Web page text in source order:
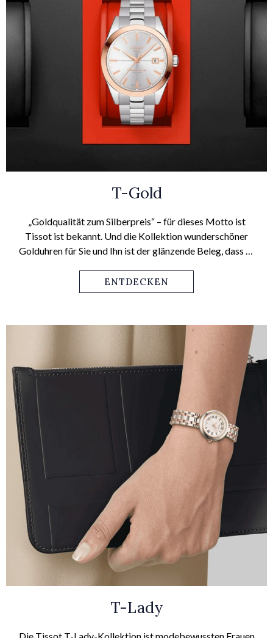
T-Gold
„Goldqualität zum Silberpreis“ – für dieses Motto ist
Tissot ist bekannt. Und die Kollektion wunderschöner
Golduhren für Sie und Ihn ist der glänzende Beleg, dass es
ENTDECKEN
T-Lady